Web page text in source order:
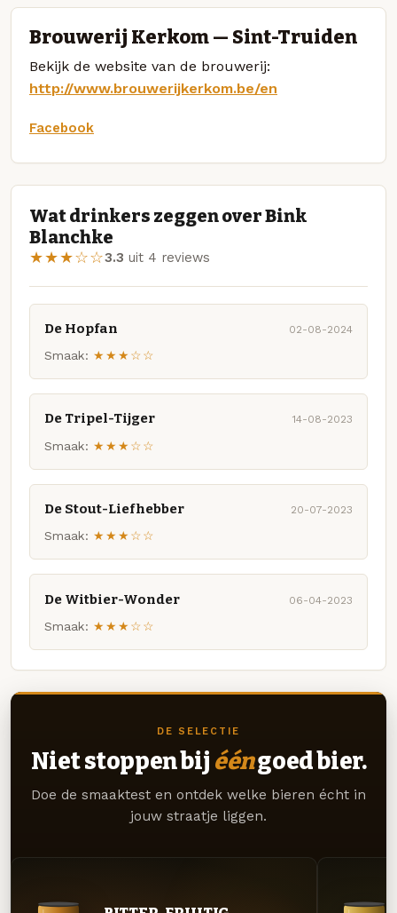
Brouwerij Kerkom — Sint-Truiden
Bekijk de website van de brouwerij:
http://www.brouwerijkerkom.be/en
Facebook
Wat drinkers zeggen over Bink
Blanchke
★★★☆☆3.3 uit 4 reviews
De Hopfan 02-08-2024
Smaak: ★★★☆☆
De Tripel-Tijger 14-08-2023
Smaak: ★★★☆☆
De Stout-Liefhebber 20-07-2023
Smaak: ★★★☆☆
De Witbier-Wonder 06-04-2023
Smaak: ★★★☆☆
DE SELECTIE
Niet stoppen bij ééngoed bier.
Doe de smaaktest en ontdek welke bieren écht in
jouw straatje liggen.